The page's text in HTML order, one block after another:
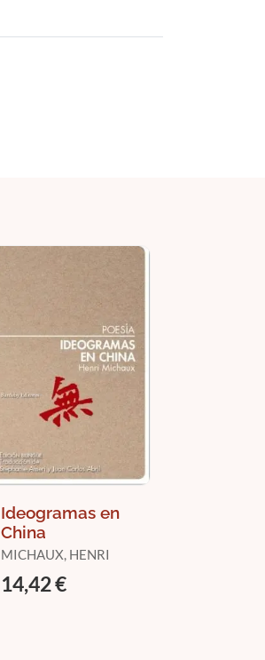
Ideogramas en
China
MICHAUX, HENRI
14,42 €